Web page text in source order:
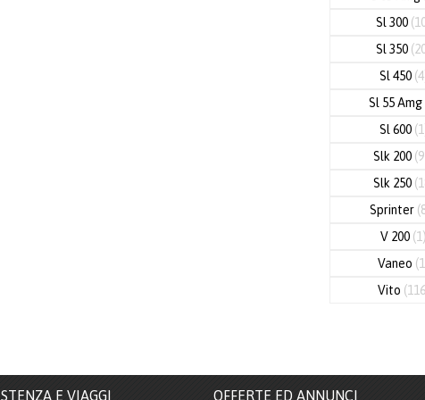
Sl 300
Sl 350
Sl 450
Sl 55 Amg
Sl 600
Slk 200
Slk 250
Sprinter
V 200 (1)
Vaneo
Vito
E VIAGGI OFFERTE ED ANNUNCI